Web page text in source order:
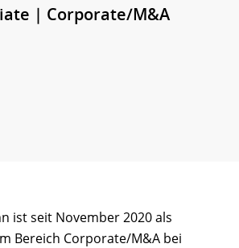
| Corporate/M&A
ist seit November 2020 als
Bereich Corporate/M&A bei